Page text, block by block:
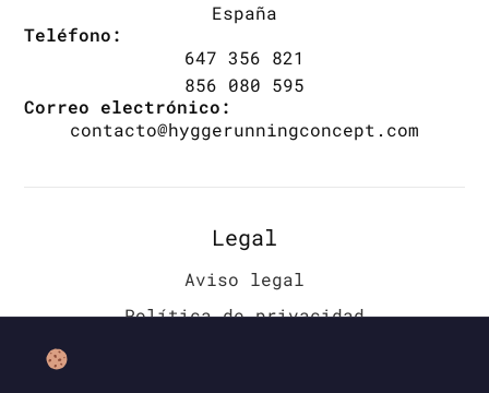
España
Teléfono:
647 356 821
856 080 595
Correo electrónico:
contacto@hyggerunningconcept.com
Legal
Aviso legal
Política de privacidad